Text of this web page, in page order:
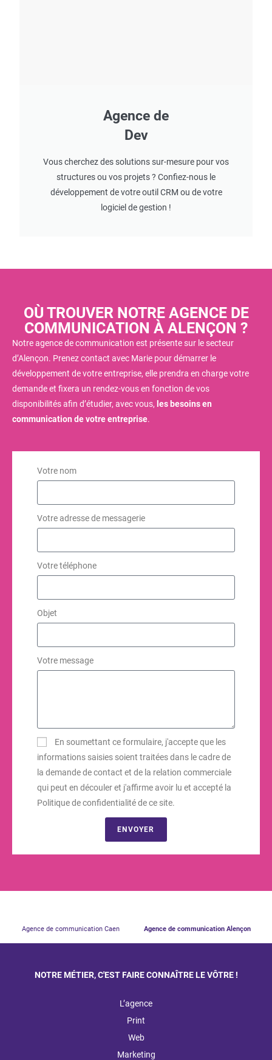
Agence de
Dev
Vous cherchez des solutions sur-mesure pour vos
structures ou vos projets ? Confiez-nous le
développement de votre outil CRM ou de votre
logiciel de gestion !
OÙ TROUVER NOTRE AGENCE DE
COMMUNICATION À ALENÇON ?
Notre agence de communication est présente sur le secteur
d’Alençon. Prenez contact avec Marie pour démarrer le
développement de votre entreprise, elle prendra en charge votre
demande et fixera un rendez-vous en fonction de vos
disponibilités afin d’étudier, avec vous, les besoins en
communication de votre entreprise.
Votre nom
Votre adresse de messagerie
Votre téléphone
Objet
Votre message
En soumettant ce formulaire, j'accepte que les
informations saisies soient traitées dans le cadre de
la demande de contact et de la relation commerciale
qui peut en découler et j'affirme avoir lu et accepté la
Politique de confidentialité de ce site.
ENVOYER
Agence de communication Caen Agence de communication Alençon
NOTRE MÉTIER, C'EST FAIRE CONNAÎTRE LE VÔTRE !
L’agence
Print
Web
Marketing